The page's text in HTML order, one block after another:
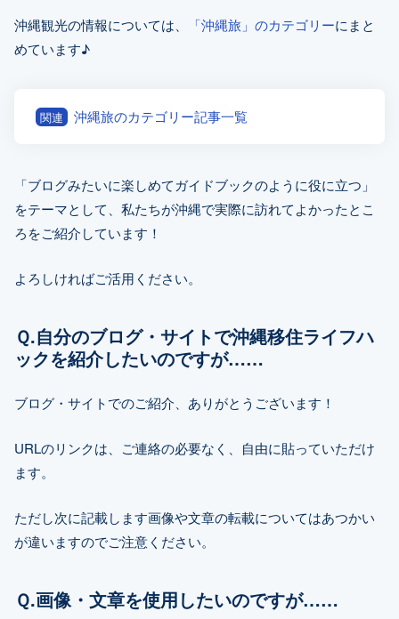
沖縄観光の情報については、 「沖縄旅」のカテゴリーにまと
めています♪
関連 沖縄旅のカテゴリー記事一覧
「ブログみたいに楽しめてガイドブックのように役に立つ」
をテーマとして、私たちが沖縄で実際に訪れてよかったとこ
ろをご紹介しています！
よろしければご活用ください。
Ｑ.自分のブログ・サイトで沖縄移住ライフハ
ックを紹介したいのですが……
ブログ・サイトでのご紹介、ありがとうございます！
URLのリンクは、ご連絡の必要なく、自由に貼っていただけ
ます。
ただし次に記載します画像や文章の転載についてはあつかい
が違いますのでご注意ください。
Ｑ.画像・文章を使用したいのですが……